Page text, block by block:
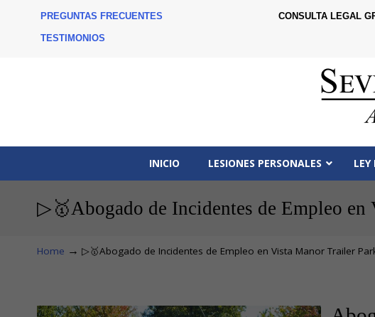
PREGUNTAS FRECUENTES
TESTIMONIOS
CONSULTA LEGAL
INICIO LESIONES PERSONALES LEY
▷🥇Abogado de Incidentes de Empleo
Home → ▷🥇Abogado de Incidentes de Empleo en Vista Manor Trailer